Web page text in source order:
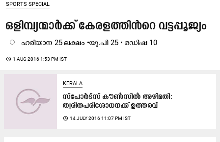
SPORTS SPECIAL
ഒളിമ്പ്യന്മാര്‍ക്ക് കേരളത്തിന്‍െറ വട്ടപ്പൂജ്യം
ഹരിയാന 25 ലക്ഷം •യു.പി 25 • ഒഡിഷ 10
access_time 1 AUG 2016 1:53 PM IST
KERALA
സ്പോർട്സ് കൗൺസിൽ അഴിമതി:
ത്വരിതപരിശോധനക്ക് ഉത്തരവ്
access_time 14 JULY 2016 11:07 PM IST